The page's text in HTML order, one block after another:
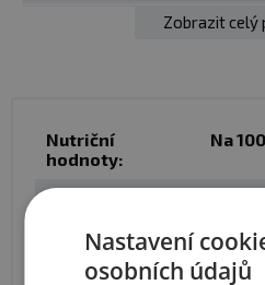
Zobrazit celý
Nutriční
hodnoty:
Na
18 g
Nastavení
osobních údajů